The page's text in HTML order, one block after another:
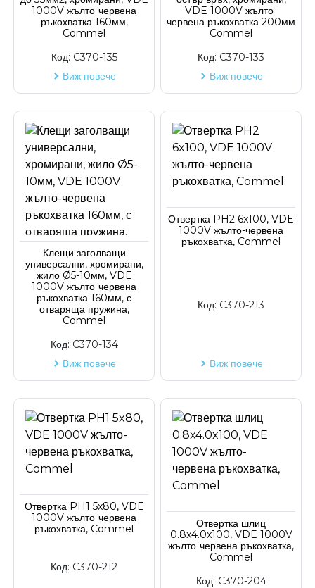
1000V жълто-червена
ръкохватка 160мм,
Commel
Код: C370-135
Виж повече
VDE 1000V жълто-
червена ръкохватка 200мм
Commel
Код: C370-133
Виж повече
Клещи заголващи
универсални, хромирани,
жило Ø5-10мм, VDE
1000V жълто-червена
ръкохватка 160мм, с
отваряща пружина,
Commel
Код: C370-134
Виж повече
Отвертка PH2 6x100, VDE
1000V жълто-червена
ръкохватка, Commel
Код: C370-213
Виж повече
Отвертка PH1 5x80, VDE
1000V жълто-червена
ръкохватка, Commel
Код: C370-212
Отвертка шлиц
0.8x4.0x100, VDE 1000V
жълто-червена ръкохватка,
Commel
Код: C370-204